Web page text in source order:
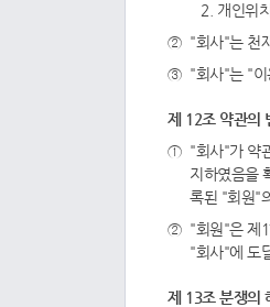
개인위
"회사"는 천
"회사"는 "이
제 12조 약관의
"회사"가 약
지하였음을
록된 "회원"
"회원"은 제
"회사"에 도
제 13조 분쟁의